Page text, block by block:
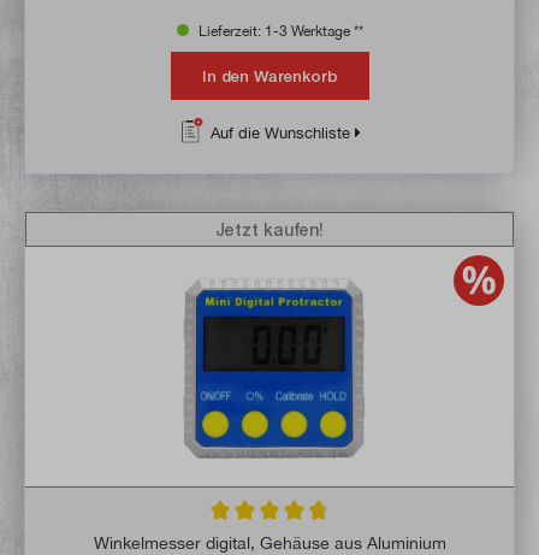
Lieferzeit: 1-3 Werktage **
In den Warenkorb
Auf die Wunschliste
Durchschnittliche Bewertung von 4.8 von
Winkelmesser digital, Gehäuse aus Aluminium
Jetzt kaufen!